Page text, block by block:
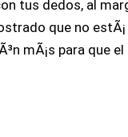
tus dedos, al
que no estÃ¡
mÃ¡s para que el